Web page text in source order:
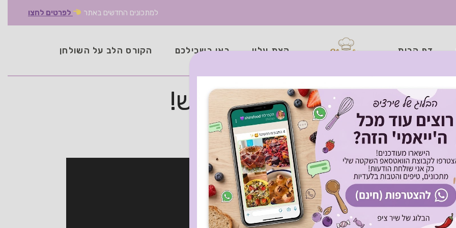
למתכונים החדשים באתר לפרטים לחצו
דף הבית קצת עליי כאן בשבילכם הקורס הלב על השולחן
אדמה הכי קריספיים שיש!